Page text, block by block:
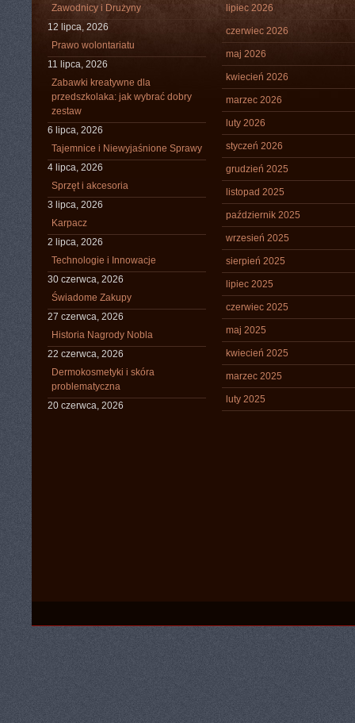
Zawodnicy i Drużyny
12 lipca, 2026
Prawo wolontariatu
11 lipca, 2026
Zabawki kreatywne dla
przedszkolaka: jak wybrać dobry
zestaw
6 lipca, 2026
Tajemnice i Niewyjaśnione Sprawy
4 lipca, 2026
Sprzęt i akcesoria
3 lipca, 2026
Karpacz
2 lipca, 2026
Technologie i Innowacje
30 czerwca, 2026
Świadome Zakupy
27 czerwca, 2026
Historia Nagrody Nobla
22 czerwca, 2026
Dermokosmetyki i skóra
problematyczna
20 czerwca, 2026
lipiec 2026
czerwiec 2026
maj 2026
kwiecień 2026
marzec 2026
luty 2026
styczeń 2026
grudzień 2025
listopad 2025
październik 2025
wrzesień 2025
sierpień 2025
lipiec 2025
czerwiec 2025
maj 2025
kwiecień 2025
marzec 2025
luty 2025